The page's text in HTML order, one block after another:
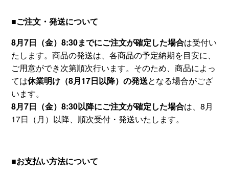
■ご注文・発送について
8月7日（金）8:30までにご注文が確定した場合は受付い
たします。商品の発送は、各商品の予定納期を目安に、
ご用意ができ次第順次行います。そのため、商品によっ
ては休業明け（8月17日以降）の発送となる場合がござ
います。
8月7日（金）8:30以降にご注文が確定した場合は、8月
17日（月）以降、順次受付・発送いたします。
■お支払い方法について